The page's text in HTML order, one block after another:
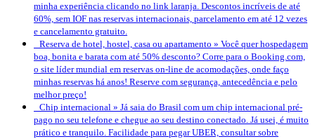
minha experiência clicando no link laranja. Descontos incríveis de até
60%, sem IOF nas reservas internacionais, parcelamento em até 12 vezes
e cancelamento gratuito.
Reserva de hotel, hostel, casa ou apartamento » Você quer hospedagem
boa, bonita e barata com até 50% desconto? Corre para o Booking.com,
o site líder mundial em reservas on-line de acomodações, onde faço
minhas reservas há anos! Reserve com segurança, antecedência e pelo
melhor preço!
Chip internacional » Já saia do Brasil com um chip internacional pré-
pago no seu telefone e chegue ao seu destino conectado. Já usei, é muito
prático e tranquilo. Facilidade para pegar UBER, consultar sobre